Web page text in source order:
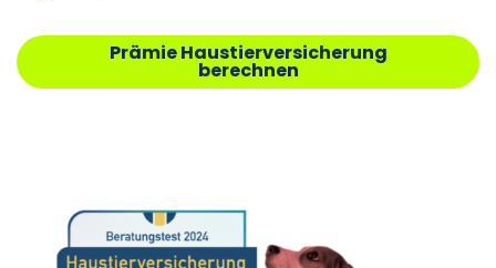
Prämie Haustierversicherung
berechnen